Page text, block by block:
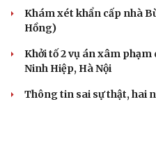
Khám xét khẩn cấp nhà
Hồng)
Khởi tố 2 vụ án xâm
Ninh Hiệp, Hà Nội
Thông tin sai sự thật, hai